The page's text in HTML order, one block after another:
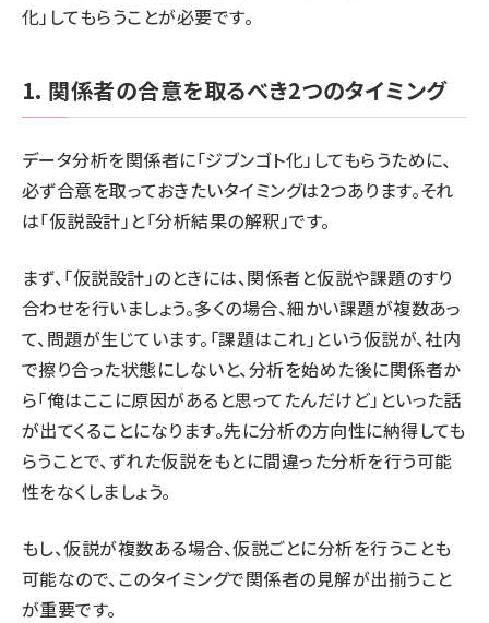
化」してもらうことが必要です。
1. 関係者の合意を取るべき2つのタイミング
データ分析を関係者に「ジブンゴト化」してもらうために、
必ず合意を取っておきたいタイミングは2つあります。それ
は「仮説設計」と「分析結果の解釈」です。
まず、「仮説設計」のときには、関係者と仮説や課題のすり
合わせを行いましょう。多くの場合、細かい課題が複数あっ
て、問題が生じています。「課題はこれ」という仮説が、社内
で擦り合った状態にしないと、分析を始めた後に関係者か
ら「俺はここに原因があると思ってたんだけど」といった話
が出てくることになります。先に分析の方向性に納得しても
らうことで、ずれた仮説をもとに間違った分析を行う可能
性をなくしましょう。
もし、仮説が複数ある場合、仮説ごとに分析を行うことも
可能なので、このタイミングで関係者の見解が出揃うこと
が重要です。